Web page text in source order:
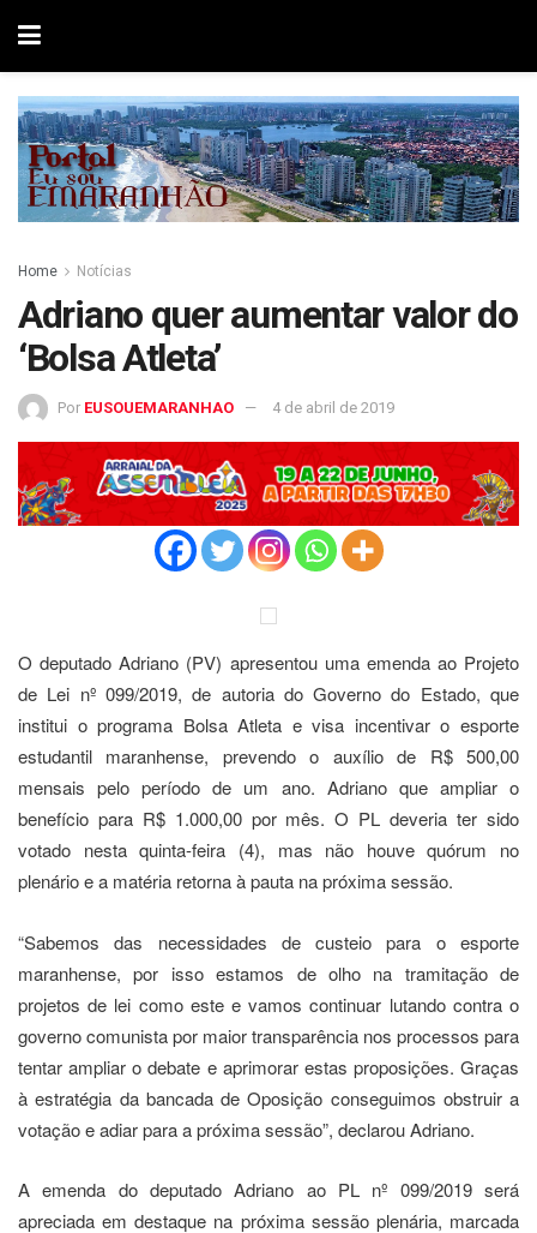
Home Notícias
Adriano quer aumentar valor do
‘Bolsa Atleta’
Por EUSOUEMARANHAO 4 de abril de 2019
O deputado Adriano (PV) apresentou uma emenda ao Projeto
de Lei nº 099/2019, de autoria do Governo do Estado, que
institui o programa Bolsa Atleta e visa incentivar o esporte
estudantil maranhense, prevendo o auxílio de R$ 500,00
mensais pelo período de um ano. Adriano que ampliar o
benefício para R$ 1.000,00 por mês. O PL deveria ter sido
votado nesta quinta-feira (4), mas não houve quórum no
plenário e a matéria retorna à pauta na próxima sessão.
“Sabemos das necessidades de custeio para o esporte
maranhense, por isso estamos de olho na tramitação de
projetos de lei como este e vamos continuar lutando contra o
governo comunista por maior transparência nos processos para
tentar ampliar o debate e aprimorar estas proposições. Graças
à estratégia da bancada de Oposição conseguimos obstruir a
votação e adiar para a próxima sessão”, declarou Adriano.
A emenda do deputado Adriano ao PL nº 099/2019 será
apreciada em destaque na próxima sessão plenária, marcada